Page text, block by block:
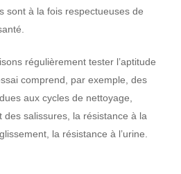
sont à la fois respectueuses de
régulièrement tester l’aptitude
comprend, par exemple, des
aux cycles de nettoyage,
des salissures, la résistance à la
la résistance à l’urine.